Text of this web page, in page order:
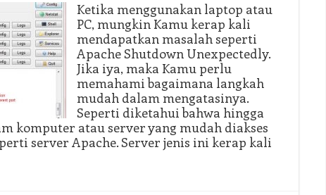
Ketika menggunakan laptop atau
PC, mungkin Kamu kerap kali
mendapatkan masalah seperti
Apache Shutdown Unexpectedly.
Jika iya, maka Kamu perlu
memahami bagaimana langkah
mudah dalam mengatasinya.
Seperti diketahui bahwa hingga
komputer atau server yang mudah diakses
server Apache. Server jenis ini kerap kali